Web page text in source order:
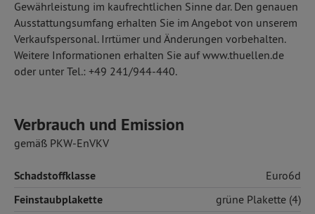
Gewährleistung im kaufrechtlichen Sinne dar. Den genauen
Ausstattungsumfang erhalten Sie im Angebot von unserem
Verkaufspersonal. Irrtümer und Änderungen vorbehalten.
Weitere Informationen erhalten Sie auf www.thuellen.de
oder unter Tel.: +49 241/944-440.
Verbrauch und Emission
gemäß PKW-EnVKV
Schadstoffklasse Euro6d
Feinstaubplakette grüne Plakette (4)